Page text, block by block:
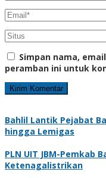
Simpan nama,
peramban ini untuk
Bahlil Lantik Pejabat
hingga Lemigas
PLN UIT JBM-Pemkab
Ketenagalistrikan